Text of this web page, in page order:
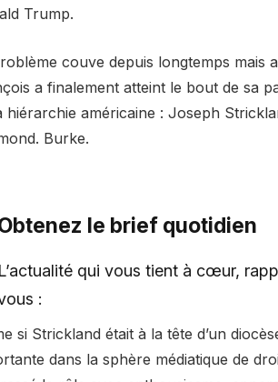
Trump.
couve depuis longtemps mais
a finalement atteint le bout de sa
hiérarchie américaine : Joseph
Burke.
le brief quotidien
L’actualité qui vous tient à cœur,
:
si Strickland était à la tête d’un
dans la sphère médiatique de